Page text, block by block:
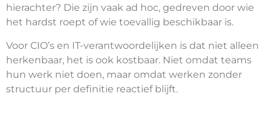
hierachter? Die zijn vaak ad hoc, gedreven door wie
het hardst roept of wie toevallig beschikbaar is.
Voor CIO’s en IT-verantwoordelijken is dat niet alleen
herkenbaar, het is ook kostbaar. Niet omdat teams
hun werk niet doen, maar omdat werken zonder
structuur per definitie reactief blijft.